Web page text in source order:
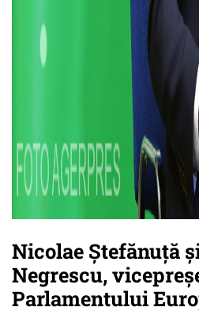
Nicolae Ștefănuță
Negrescu,
Parlamentului